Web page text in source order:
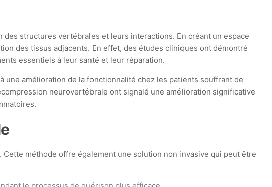
structures vertébrales et leurs interactions. En créant un espace
des tissus adjacents. En effet, des études cliniques ont démontré
essentiels à leur santé et leur réparation.
amélioration de la fonctionnalité chez les patients souffrant de
neurovertébrale ont signalé une amélioration significative
méthode offre également une solution non invasive qui peut être